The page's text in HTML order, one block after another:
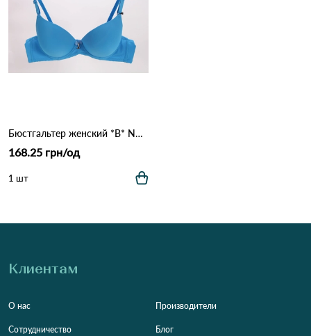
Бюстгальтер женский *B* NADIZI 9780 17.2 Голубой
168.25 грн/од
1 шт
Клиентам
О нас
Сотрудничество
Производители
Блог